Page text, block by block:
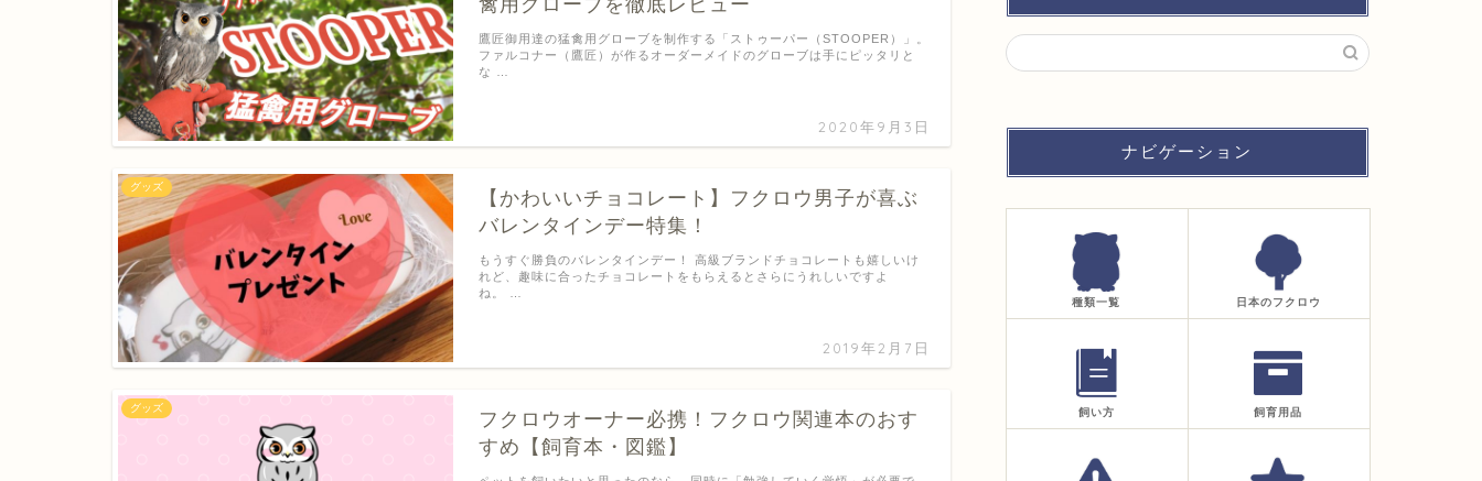
禽用グローブを徹底レビュー
2020年9月3日
鷹匠御用達の猛禽用グローブを制作する「ストゥーパー（STOOPER）」。
ファルコナー（鷹匠）が作るオーダーメイドのグローブは手にピッタリと
な …
グッズ
【かわいいチョコレート】フクロウ男子が喜ぶ
バレンタインデー特集！
2019年2月7日
もうすぐ勝負のバレンタインデー！ 高級ブランドチョコレートも嬉しいけ
れど、趣味に合ったチョコレートをもらえるとさらにうれしいですよ
ね。 …
グッズ
フクロウオーナー必携！フクロウ関連本のおす
すめ【飼育本・図鑑】
ナビゲーション
種類一覧 日本のフクロウ
飼い方 飼育用品